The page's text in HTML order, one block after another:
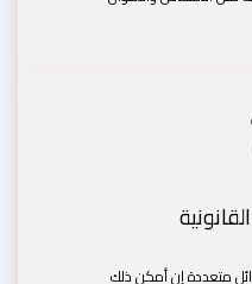
متعددة إن أمكن ذلك